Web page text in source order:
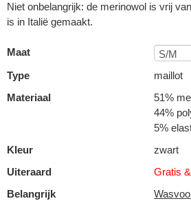
Niet onbelangrijk: de merinowol is vrij
is in Italië gemaakt.
Maat
Type
maillot
Materiaal
51%
44%
5%
Kleur
zwart
Uiteraard
Gratis
Belangrijk